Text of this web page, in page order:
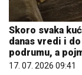
Skoro svaka
danas vredi i
podrumu, a
17. 07. 2026 09:41